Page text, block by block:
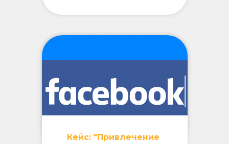
Кейс: "Привлечение